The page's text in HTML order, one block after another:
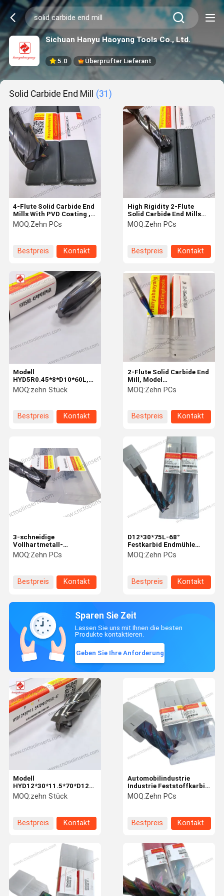
Sichuan Hanyu Haoyang Tools Co., Ltd.
5.0 Überprüfter Lieferant
Solid Carbide End Mill (31)
4-Flute Solid Carbide End
Mills With PVD Coating ,
Model
HYD20*90*150L*4Z
Steel And Stainless Steel
MOQ:Zehn PCs
Bestpreis Kontakt
High Rigidity 2-Flute
Solid Carbide End Mills
with PVD Coating for
Machining Steel and
HYD11*200*D12*247*2Z
MOQ:Zehn PCs
Bestpreis Kontakt
Modell
HYD5R0.45*8*D10*60L,
hochsteifer 4-Schneider-
Vollhartmetall-
Beschichtung.
MOQ:zehn Stück
Bestpreis Kontakt
2-Flute Solid Carbide End
Mill, Model
HYD4.0*D2**50L-2Z 65°,
PVD Coating - Primarily
MOQ:Zehn PCs
Bestpreis Kontakt
3-schneidige
Vollhartmetall-
Schaftfräser mit PVD-
Beschichtung, Modell
geeignet für die
Bearbeitung von
MOQ:Zehn PCs
Bestpreis Kontakt
D12*30*75L-68°
Festkarbid Endmühle
Automobilindustrie
Energie
MOQ:Zehn PCs
Bestpreis Kontakt
Sparen Sie Zeit
Lassen Sie uns mit Ihnen die besten
Produkte kontaktieren.
Geben Sie Ihre Anforderung
Automobilindustrie
Industrie Feststoffkarbid
Endmühle Luft- und
Raumfahrt D20*45*100L-
MOQ:Zehn PCs
Bestpreis Kontakt
Modell
HYD12*30*11.5*70*D12*150L-
4Z, 4 Flöten ohne
Beschichtung, geeignet
Aluminiummaterialien.
MOQ:zehn Stück
Bestpreis Kontakt